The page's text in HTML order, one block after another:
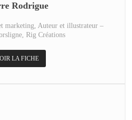
Rodrigue
marketing, Auteur et illustrateur –
Rig Créations
LA FICHE